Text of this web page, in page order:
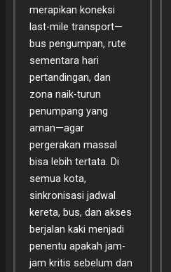
merapikan koneksi
last-mile transport—
bus pengumpan, rute
sementara hari
pertandingan, dan
zona naik-turun
penumpang yang
aman—agar
pergerakan massal
bisa lebih tertata. Di
semua kota,
sinkronisasi jadwal
kereta, bus, dan akses
berjalan kaki menjadi
penentu apakah jam-
jam kritis sebelum dan